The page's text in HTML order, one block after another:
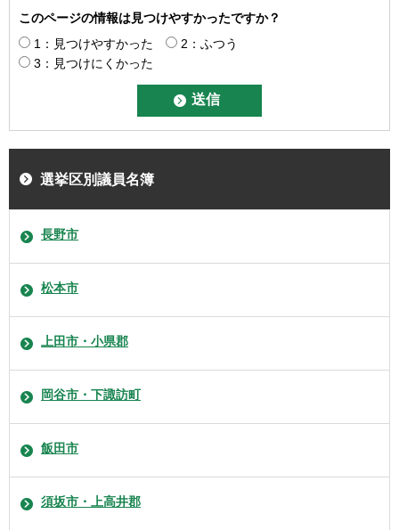
このページの情報は見つけやすかったですか？
1：見つけやすかった
2：ふつう
3：見つけにくかった
選挙区別議員名簿
長野市
松本市
上田市・小県郡
岡谷市・下諏訪町
飯田市
須坂市・上高井郡